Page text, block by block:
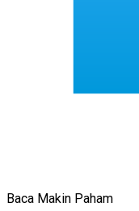
Baca Makin Paham